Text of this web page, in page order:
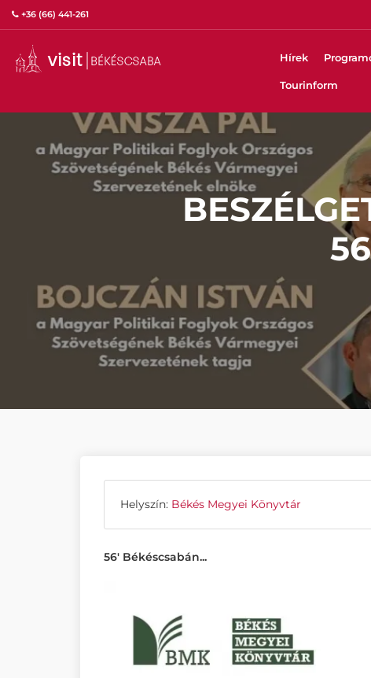
+36 (66) 441-261
Hírek
Tourinform
Helyszín: Békés Megyei Könyvtár
56' Békéscsabán...